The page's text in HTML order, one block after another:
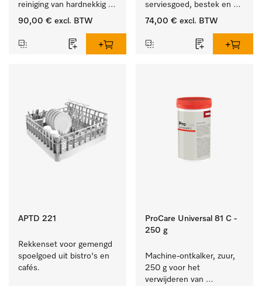
reiniging van hardnekkig
vuil op serviesgoed,
90,00 € excl. BTW
serviesgoed, bestek en
ideaal voor glazen.
74,00 € excl. BTW
APTD 221
Rekkenset voor gemengd
spoelgoed uit bistro's en
cafés.
ProCare Universal 81 C -
250 g
Machine-ontkalker, zuur,
250 g voor het
verwijderen van